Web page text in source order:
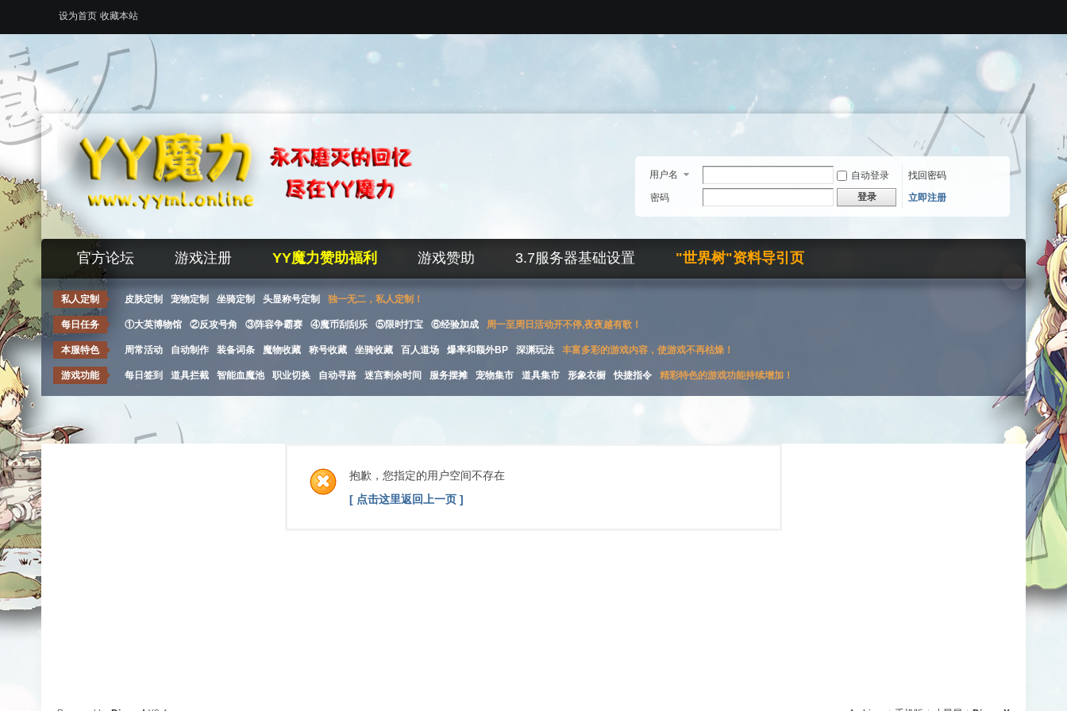
设为首页 收藏本站
用户名 自动登录
找回密码
密码
登录 立即注册
官方论坛 游戏注册 YY魔力赞助福利 游戏赞助 3.7服务器基础设置 "世界树"资料导引页
私人定制 皮肤定制 宠物定制 坐骑定制 头显称号定制 独一无二，私人定制！
每日任务 ①大英博物馆 ②反攻号角 ③阵容争霸赛 ④魔币刮刮乐 ⑤限时打宝 ⑥经验加成 周一至周日活动开不停,夜夜越有歌！
本服特色 周常活动 自动制作 装备词条 魔物收藏 称号收藏 坐骑收藏 百人道场 爆率和额外BP 深渊玩法 丰富多彩的游戏内容，使游戏不再枯燥！
游戏功能 每日签到 道具拦截 智能血魔池 职业切换 自动寻路 迷宫剩余时间 服务摆摊 宠物集市 道具集市 形象衣橱 快捷指令 精彩特色的游戏功能持续增加！
抱歉，您指定的用户空间不存在
[ 点击这里返回上一页 ]